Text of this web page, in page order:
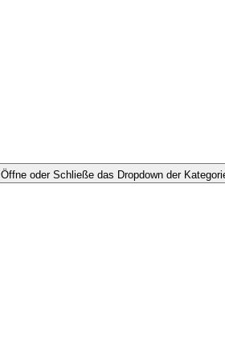
Öffne oder Schließe das Dropdown der